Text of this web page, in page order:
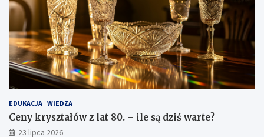
EDUKACJA WIEDZA
Ceny kryształów z lat 80. – ile są dziś warte?
23 lipca 2026